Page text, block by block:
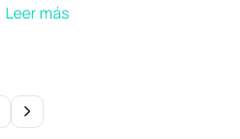
Leer más